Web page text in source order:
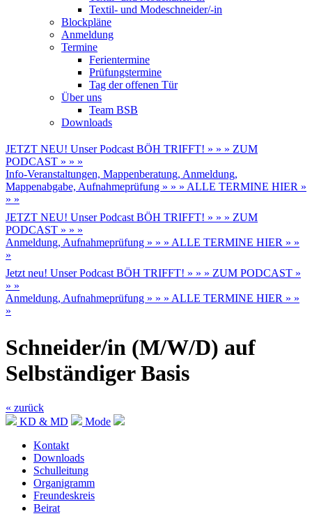
Textil- und Modeschneider/-in
Blockpläne
Anmeldung
Termine
Ferientermine
Prüfungstermine
Tag der offenen Tür
Über uns
Team BSB
Downloads
JETZT NEU! Unser Podcast BÖH TRIFFT! » » » ZUM
PODCAST » » »
Info-Veranstaltungen, Mappenberatung, Anmeldung,
Mappenabgabe, Aufnahmeprüfung » » » ALLE TERMINE HIER »
» »
JETZT NEU! Unser Podcast BÖH TRIFFT! » » » ZUM
PODCAST » » »
Anmeldung, Aufnahmeprüfung » » » ALLE TERMINE HIER » »
»
Jetzt neu! Unser Podcast BÖH TRIFFT! » » » ZUM PODCAST »
» »
Anmeldung, Aufnahmeprüfung » » » ALLE TERMINE HIER » »
»
Schneider/in (M/W/D) auf
Selbständiger Basis
« zurück
KD & MD
Mode
Kontakt
Downloads
Schulleitung
Organigramm
Freundeskreis
Beirat